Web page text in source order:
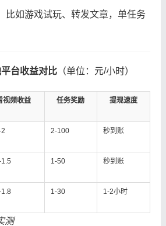
比如游戏试玩、转发文章，单任务
台收益对比​​（单位：元/小时）
视频收益 任务奖励 提现速度
2-100 秒到账
1-50 秒到账
1-30 1-2小时
测